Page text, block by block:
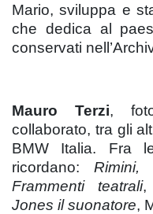
Mario, sviluppa e
che dedica al
conservati
Mauro Terzi,
collaborato, tra gli
BMW Italia. Fra
ricordano: Rimini,
Frammenti teatrali,
Jones il suonatore,